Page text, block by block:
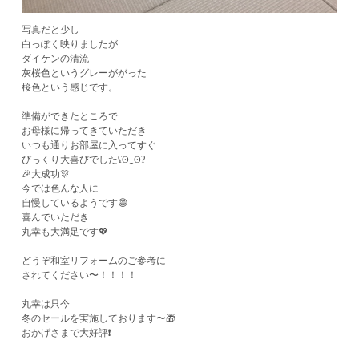
写真だと少し
白っぽく映りましたが
ダイケンの清流
灰桜色というグレーががった
桜色という感じです。
準備ができたところで
お母様に帰ってきていただき
いつも通りお部屋に入ってすぐ
びっくり大喜びでしたʕʘ‿ʘʔ
🎉大成功🎊
今では色んな人に
​自慢しているようです😄
喜んでいただき
丸幸も大満足です💖
どうぞ和室リフォームのご参考に
されてください〜！！！！
丸幸は只今
冬のセールを実施しております〜🎁
おかげさまで大好評❗️